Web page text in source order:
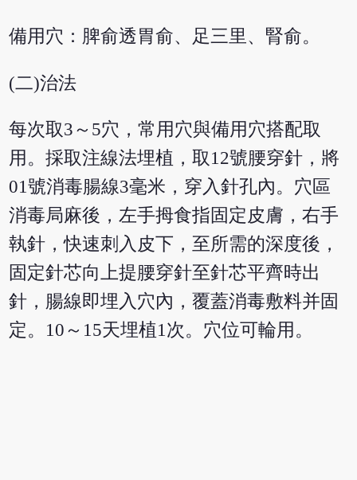
備用穴：脾俞透胃俞、足三里、腎俞。
(二)治法
每次取3～5穴，常用穴與備用穴搭配取
用。採取注線法埋植，取12號腰穿針，將
01號消毒腸線3毫米，穿入針孔內。穴區
消毒局麻後，左手拇食指固定皮膚，右手
執針，快速刺入皮下，至所需的深度後，
固定針芯向上提腰穿針至針芯平齊時出
針，腸線即埋入穴內，覆蓋消毒敷料并固
定。10～15天埋植1次。穴位可輪用。